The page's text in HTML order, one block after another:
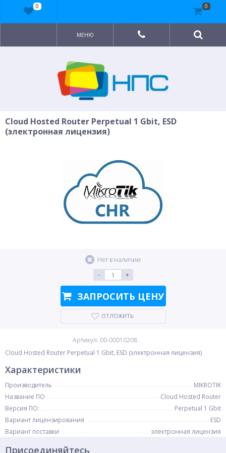
МЕНЮ
Cloud Hosted Router Perpetual 1 Gbit, ESD
(электронная лицензия)
Нет в наличии
-
+
ЗАПРОСИТЬ ЦЕНУ
ОТЛОЖИТЬ
Артикул: 00-00010208
Cloud Hosted Router Perpetual 1 Gbit, ESD (электронная лицензия)
Характеристики
Производитель
MIKROTIK
Название ПО
Cloud Hosted Router
Версия ПО:
Perpetual 1 Gbit
Вариант лицензирования
ESD
Вариант поставки
электронная лицензия
Присоединяйтесь
0 0